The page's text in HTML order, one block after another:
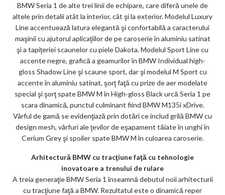
BMW Seria 1 de alte trei linii de echipare, care diferă unele de
altele prin detalii atât la interior, cât şi la exterior. Modelul Luxury
Line accentuează latura elegantă şi confortabilă a caracterului
maşinii cu ajutorul aplicaţiilor de pe caroserie în aluminiu satinat
şi a tapiţeriei scaunelor cu piele Dakota. Modelul Sport Line cu
accente negre, grafică a geamurilor în BMW Individual high-
gloss Shadow Line şi scaune sport, dar şi modelul M Sport cu
accente în aluminiu satinat, şorţ faţă cu prize de aer modelate
special şi şorţ spate BMW M în High-gloss Black urcă Seria 1 pe
scara dinamică, punctul culminant fiind BMW M135i xDrive.
Vârful de gamă se evidenţiază prin dotări ce includ grilă BMW cu
design mesh, vârfuri ale ţevilor de eşapament tăiate în unghi în
Cerium Grey şi spoiler spate BMW M în culoarea caroserie.
Arhitectură BMW cu tracţiune faţă cu tehnologie
inovatoare a trenului de rulare
A treia generaţie BMW Seria 1 înseamnă debutul noii arhitecturii
cu tracţiune faţă a BMW. Rezultatul este o dinamică reper